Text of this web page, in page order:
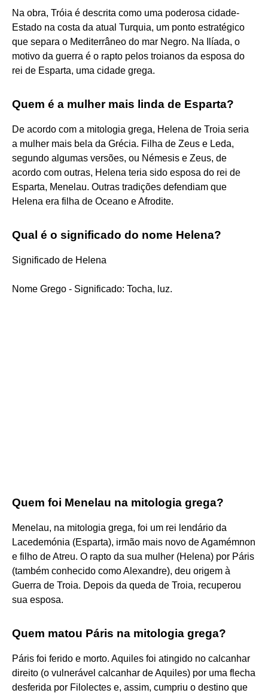
Na obra, Tróia é descrita como uma poderosa cidade-
Estado na costa da atual Turquia, um ponto estratégico
que separa o Mediterrâneo do mar Negro. Na Ilíada, o
motivo da guerra é o rapto pelos troianos da esposa do
rei de Esparta, uma cidade grega.
Quem é a mulher mais linda de Esparta?
De acordo com a mitologia grega, Helena de Troia seria
a mulher mais bela da Grécia. Filha de Zeus e Leda,
segundo algumas versões, ou Némesis e Zeus, de
acordo com outras, Helena teria sido esposa do rei de
Esparta, Menelau. Outras tradições defendiam que
Helena era filha de Oceano e Afrodite.
Qual é o significado do nome Helena?
Significado de Helena
Nome Grego - Significado: Tocha, luz.
Quem foi Menelau na mitologia grega?
Menelau, na mitologia grega, foi um rei lendário da
Lacedemónia (Esparta), irmão mais novo de Agamémnon
e filho de Atreu. O rapto da sua mulher (Helena) por Páris
(também conhecido como Alexandre), deu origem à
Guerra de Troia. Depois da queda de Troia, recuperou
sua esposa.
Quem matou Páris na mitologia grega?
Páris foi ferido e morto. Aquiles foi atingido no calcanhar
direito (o vulnerável calcanhar de Aquiles) por uma flecha
desferida por Filolectes e, assim, cumpriu o destino que